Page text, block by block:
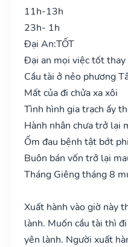
11h-13h
23h- 1h
Đại An:TỐT
Đại an mọi việc tốt thay
Cầu tài ở nẻo phương
Mất của đi chửa xa xôi
Tình hình gia trạch ấy
Hành nhân chưa trở lại
Ốm đau bệnh tật bớt
Buôn bán vốn trở lại
Tháng Giêng tháng 8
Xuất hành vào giờ này
lành. Muốn cầu tài thì
yên lành. Người xuất